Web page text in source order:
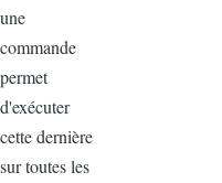
une
commande
permet
d'exécuter
cette dernière
sur toutes les